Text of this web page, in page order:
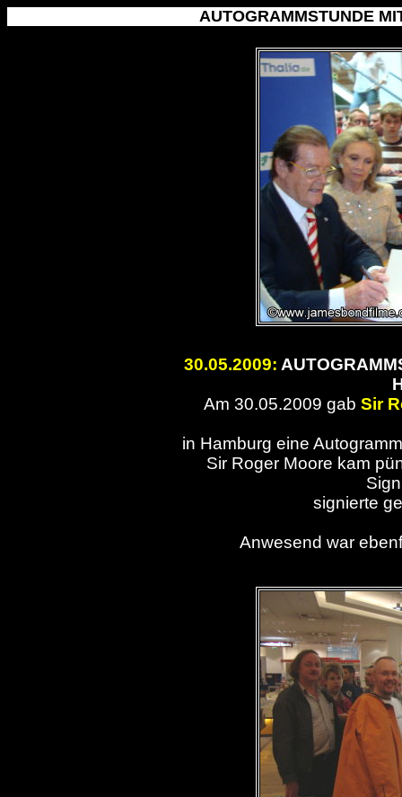
AUTOGRAMMSTUNDE
30.05.2009:
Am 30.05.2009 gab Sir
in Hamburg eine
Sir Roger Moore kam
signierte
Anwesend war